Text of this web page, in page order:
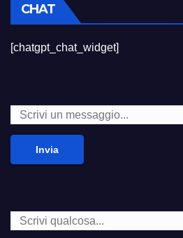
CHAT
[chatgpt_chat_widget]
Invia